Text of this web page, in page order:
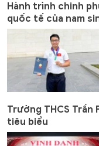
Hành trình chinh
quốc tế của nam
Trường THCS
tiêu biểu